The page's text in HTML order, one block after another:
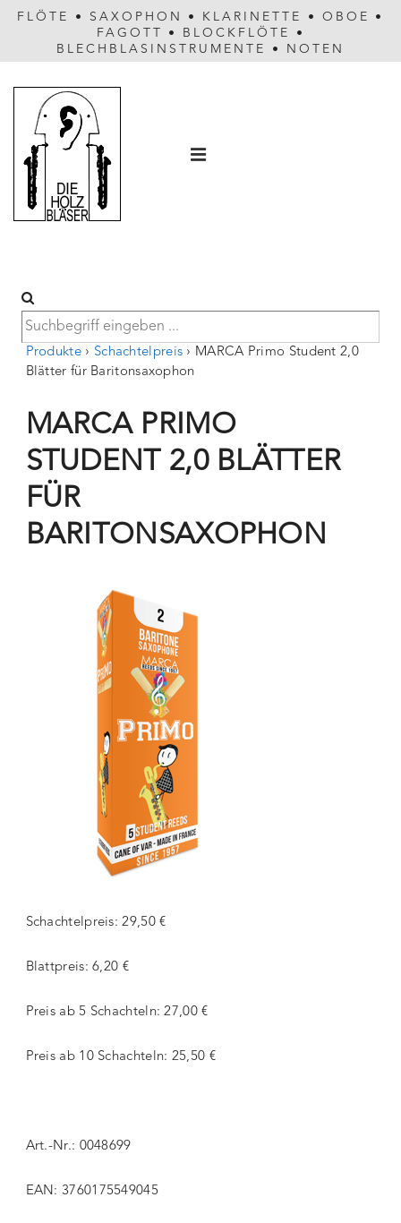
FLÖTE • SAXOPHON • KLARINETTE • OBOE
•
FAGOTT
• BLOCKFLÖTE
•
BLECHBLASINSTRUMENTE
• NOTEN
Produkte › Schachtelpreis › MARCA Primo Student 2,0
Blätter für Baritonsaxophon
MARCA PRIMO
STUDENT 2,0 BLÄTTER
FÜR
BARITONSAXOPHON
Schachtelpreis: 29,50 €
Blattpreis: 6,20 €
Preis ab 5 Schachteln: 27,00 €
Preis ab 10 Schachteln: 25,50 €
Art.-Nr.: 0048699
EAN: 3760175549045